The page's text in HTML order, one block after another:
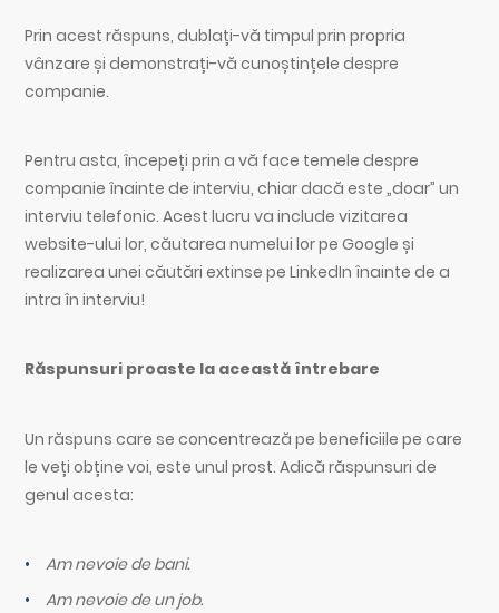
Prin acest răspuns, dublați-vă timpul prin propria
vânzare și demonstrați-vă cunoștințele despre
companie.
Pentru asta, începeți prin a vă face temele despre
companie înainte de interviu, chiar dacă este „doar” un
interviu telefonic. Acest lucru va include vizitarea
website-ului lor, căutarea numelui lor pe Google și
realizarea unei căutări extinse pe LinkedIn înainte de a
intra în interviu!
Răspunsuri proaste la această întrebare
Un răspuns care se concentrează pe beneficiile pe care
le veți obține voi, este unul prost. Adică răspunsuri de
genul acesta:
Am nevoie de bani.
Am nevoie de un job.